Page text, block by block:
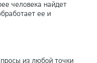
человека найдет
ее и
из любой точки